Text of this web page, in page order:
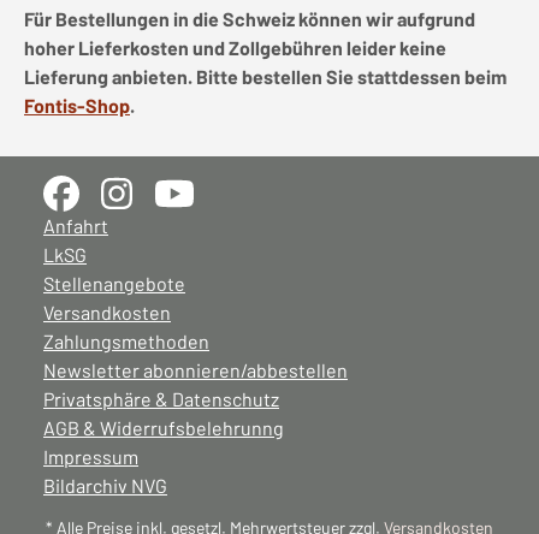
Für Bestellungen in die Schweiz können wir aufgrund
hoher Lieferkosten und Zollgebühren leider keine
Lieferung anbieten. Bitte bestellen Sie stattdessen beim
Fontis-Shop.
Anfahrt
LkSG
Stellenangebote
Versandkosten
Zahlungsmethoden
Newsletter abonnieren/abbestellen
Privatsphäre & Datenschutz
AGB & Widerrufsbelehrunng
Impressum
Bildarchiv NVG
* Alle Preise inkl. gesetzl. Mehrwertsteuer zzgl. Versandkosten